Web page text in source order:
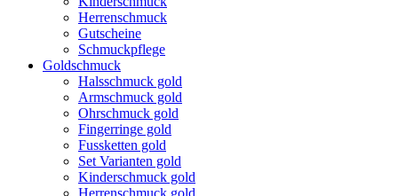
Herrenschmuck
Gutscheine
Schmuckpflege
Goldschmuck
Halsschmuck gold
Armschmuck gold
Ohrschmuck gold
Fingerringe gold
Fussketten gold
Set Varianten gold
Kinderschmuck gold
Herrenschmuck gold